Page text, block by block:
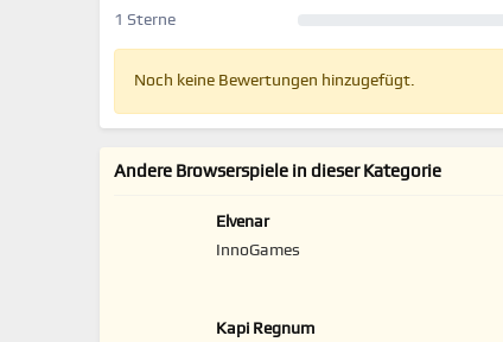
1 Sterne
Noch keine Bewertungen hinzugefügt.
Andere Browserspiele in dieser Kategorie
Elvenar
InnoGames
Kapi Regnum